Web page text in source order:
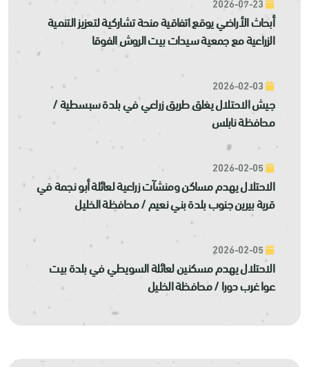
أبحاث الأراضي يوقع اتفاقية منحة تشاركية لتعزيز التنمية
الزراعية مع جمعية سيدات بيت الروش الفوقا
جيش الاحتلال يغلق طريق زراعي في بلدة سبسطية /
محافظة نابلس
الاحتلال يهدم مساكن ومنشآت زراعية لعائلة أبو نجمة في
قرية بيرين جنوب بلدة بني نعيم / محافظة الخليل
الاحتلال يهدم مسكنين لعائلة السويطي في بلدة بيت
عوا غرب دورا / محافظة الخليل